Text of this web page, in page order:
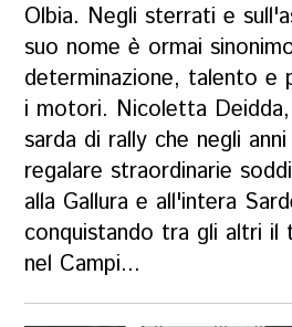
Olbia. Negli sterrati e
suo nome è ormai
determinazione, talento e
i motori. Nicoletta Deidda,
sarda di rally che negli
regalare straordinarie
alla Gallura e all'intera
conquistando tra gli altri il
nel Campi...